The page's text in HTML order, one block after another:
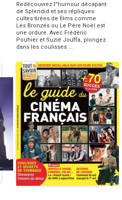
Redécouvrez l''humour décapant
de Splendid et ses répliques
cultes tirées de films comme
Les Bronzés ou Le Père Noël est
une ordure. Avec Frédéric
Pouhier et Suzie Jouffa, plongez
dans les coulisses ...